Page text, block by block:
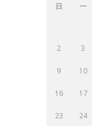
日 一
2 3
9 10
16 17
23 24